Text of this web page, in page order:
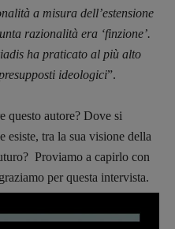
a misura dell’estensione
razionalità era ‘finzione’.
ha praticato al più alto
ideologici”.
questo autore? Dove si
esiste, tra la sua visione della
Proviamo a capirlo con
per questa intervista.